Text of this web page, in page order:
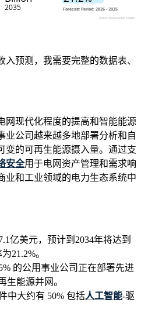
入预测，我需要完整的数据表、
网现代化程度的提高和智能能源
业公司越来越多地部署分析和自
变的可再生能源摄入量。通过支
安全用于电网资产管理和需求响
业和工业领域的电力生态系统中
亿美元，预计到2034年将达到
21.2%。
的公用事业公司正在部署先进
生能源并网。
中大约有 50% 包括人工智能-驱